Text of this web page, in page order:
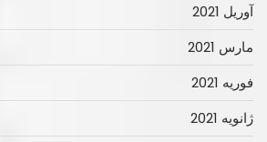
آوریل 2021
مارس 2021
فوریه 2021
ژانویه 2021